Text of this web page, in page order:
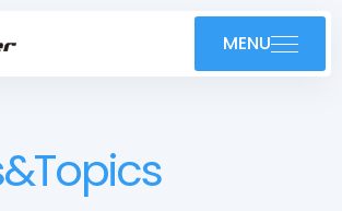
MENU
OEM